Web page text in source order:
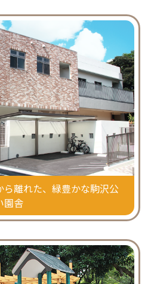
離れた、緑豊かな駒沢公
園舎